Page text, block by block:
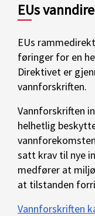
EUs
EUs
føringer for en
Direktivet er
vannforskriften.
Vannforskriften
helhetlig
satt krav til nye
medfører at
at tilstanden
Vannforskriften